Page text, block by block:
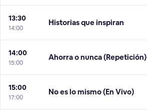
13:30
14:00
Historias que inspiran
14:00
15:00
Ahorra o nunca (Repetición)
15:00
17:00
No es lo mismo (En Vivo)